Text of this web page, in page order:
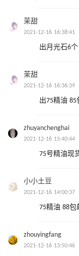
茉甜
2021-12-16 16:38:41
出月光石6
茉甜
2021-12-16 16:36:39
出75精油 85
zhuyanchenghai
2021-12-16 15:40:44
75号精油现
小小土豆
2021-12-16 14:00:37
75精油 88包
zhouyingfang
2021-12-16 13:50:46